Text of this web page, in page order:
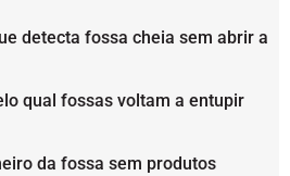
detecta fossa cheia sem abrir a
qual fossas voltam a entupir
da fossa sem produtos